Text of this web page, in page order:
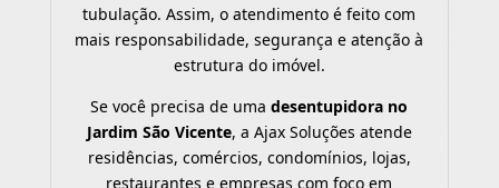
tubulação. Assim, o atendimento é feito com
mais responsabilidade, segurança e atenção à
estrutura do imóvel.
Se você precisa de umadesentupidora no
Jardim São Vicente, a Ajax Soluções atende
residências, comércios, condomínios, lojas,
restaurantes e empresas com foco em